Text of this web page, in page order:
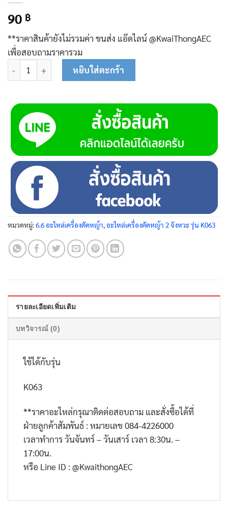
90 ฿
**ราคาสินค้ายังไม่รวมค่า ขนส่ง แอ๊ดไลน์ @KwaiThongAEC
เพื่อสอบถามราคารวม
จำนวน ท่อน้ำมันตัว S (10x6) 63-0134 ชิ้น
หยิบใส่ตะกร้า
หมวดหมู่:6.6 อะไหล่เครื่องตัดหญ้า อะไหล่เครื่องตัดหญ้า 2 จังหวะ รุ่น K063
รายละเอียดเพิ่มเติม
บทวิจารณ์ (0)
ใช้ได้กับรุ่น
K063
**ราคาอะไหล่กรุณาติดต่อสอบถาม และสั่งซื้อได้ที่
ฝ่ายลูกค้าสัมพันธ์ : หมายเลข 084-4226000
เวลาทำการ วันจันทร์ – วันเสาร์ เวลา 8:30น. –
17:00น.
หรือ Line ID : @KwaithongAEC